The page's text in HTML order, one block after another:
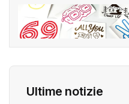
Ultime notizie